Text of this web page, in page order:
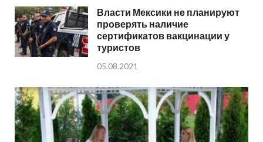
Власти Мексики не планируют
проверять наличие
сертификатов вакцинации у
туристов
05.08.2021